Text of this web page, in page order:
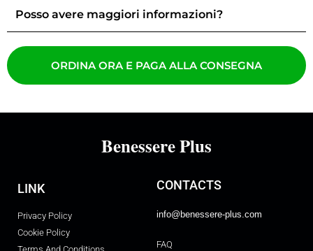
Posso avere maggiori informazioni?
ORDINA ORA E PAGA ALLA CONSEGNA
Benessere Plus
LINK
Privacy Policy
Cookie Policy
CONTACTS
info@benessere-plus.com
FAQ